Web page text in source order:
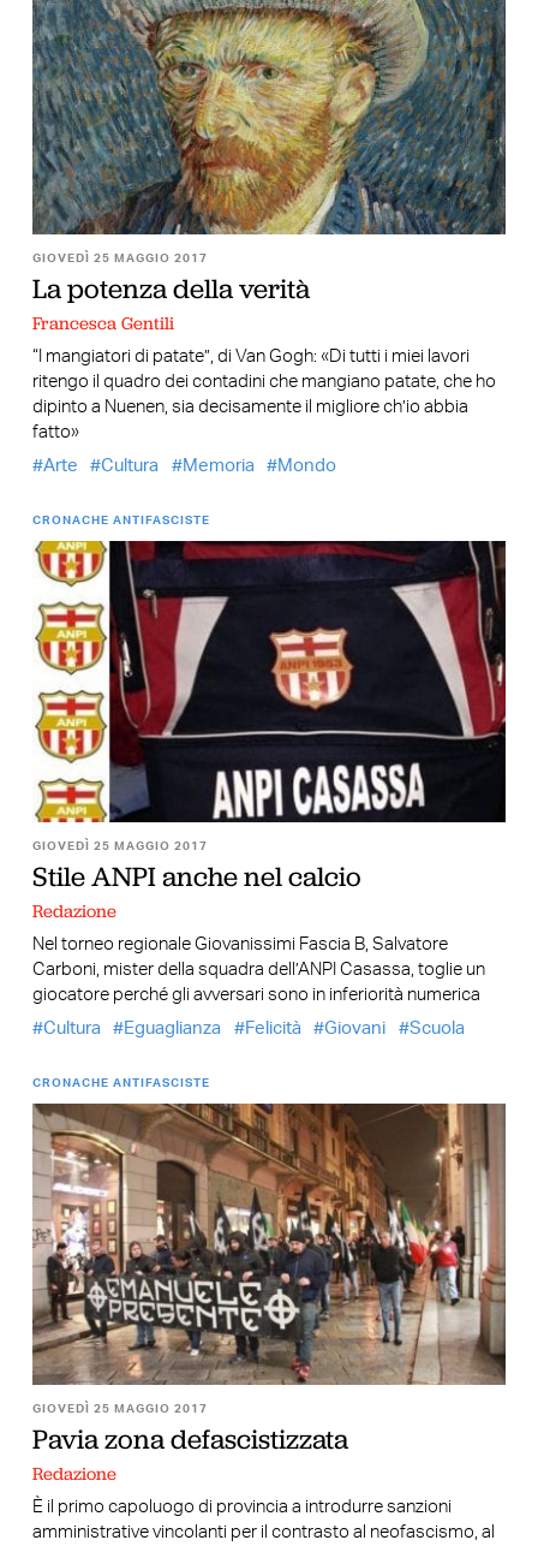
GIOVEDÌ 25 MAGGIO 2017
La potenza della verità
Francesca Gentili
“I mangiatori di patate”, di Van Gogh: «Di tutti i miei lavori
ritengo il quadro dei contadini che mangiano patate, che ho
dipinto a Nuenen, sia decisamente il migliore ch’io abbia
fatto»
Arte
Cultura Memoria Mondo
CRONACHE ANTIFASCISTE
GIOVEDÌ 25 MAGGIO 2017
Stile ANPI anche nel calcio
Redazione
Nel torneo regionale Giovanissimi Fascia B, Salvatore
Carboni, mister della squadra dell’ANPI Casassa, toglie un
giocatore perché gli avversari sono in inferiorità numerica
Cultura
Eguaglianza Felicità Giovani Scuola
CRONACHE ANTIFASCISTE
GIOVEDÌ 25 MAGGIO 2017
Pavia zona defascistizzata
Redazione
È il primo capoluogo di provincia a introdurre sanzioni
amministrative vincolanti per il contrasto al neofascismo, al